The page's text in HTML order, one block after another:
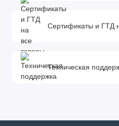
Сертификаты и ГТД
Техническая